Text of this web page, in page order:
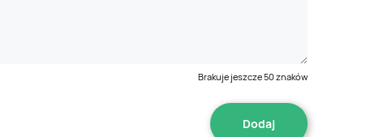
Brakuje jeszcze50 znaków